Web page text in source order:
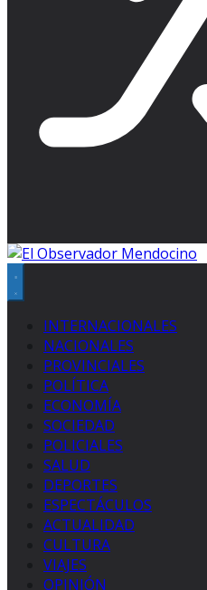
INTERNACIONALES
NACIONALES
PROVINCIALES
POLÍTICA
ECONOMÍA
SOCIEDAD
POLICIALES
SALUD
DEPORTES
ESPECTÁCULOS
ACTUALIDAD
CULTURA
VIAJES
OPINIÓN